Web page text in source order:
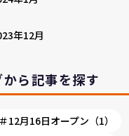
年12月
から記事を探す
12月16日オープン（1）